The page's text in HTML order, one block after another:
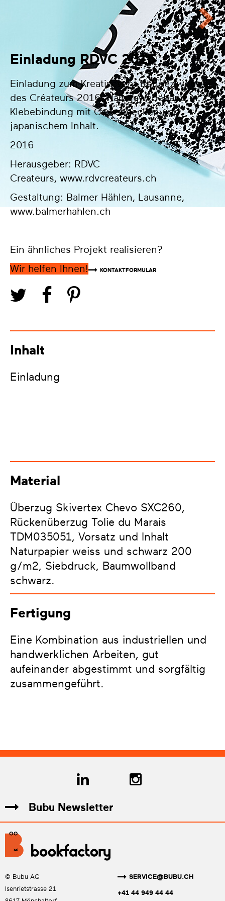
Einladung RDVC 2016
Einladung zum Kreativevent Rendez-vous
des Créateurs 2016. Halbgewebeband in
Klebebindung mit Gewebeecken und
japanischem Inhalt.
2016
Herausgeber: RDVC
Createurs, www.rdvcreateurs.ch
Gestaltung: Balmer Hählen, Lausanne,
www.balmerhahlen.ch
Ein ähnliches Projekt realisieren?
Wir helfen Ihnen!
KONTAKTFORMULAR
Inhalt
Einladung
Material
Überzug Skivertex Chevo SXC260,
Rückenüberzug Tolie du Marais
TDM035051, Vorsatz und Inhalt
Naturpapier weiss und schwarz 200
g/m2, Siebdruck, Baumwollband
schwarz.
Fertigung
Eine Kombination aus industriellen und
handwerklichen Arbeiten, gut
aufeinander abgestimmt und sorgfältig
zusammengeführt.
Bubu Newsletter
© Bubu AG
Isenrietstrasse 21
SERVICE@BUBU.CH
+41 44 949 44 44